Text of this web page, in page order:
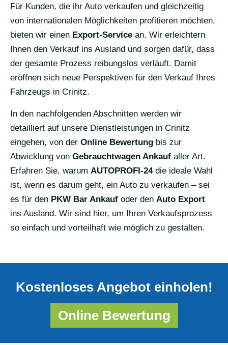
Für Kunden, die ihr Auto verkaufen und gleichzeitig
von internationalen Möglichkeiten profitieren möchten,
bieten wir einen Export-Service an. Wir erleichtern
Ihnen den Verkauf ins Ausland und sorgen dafür, dass
der gesamte Prozess reibungslos verläuft. Damit
eröffnen sich neue Perspektiven für den Verkauf Ihres
Fahrzeugs in Crinitz.
In den nachfolgenden Abschnitten werden wir
detailliert auf unsere Dienstleistungen in Crinitz
eingehen, von der Online Bewertung bis zur
Abwicklung von Gebrauchtwagen Ankauf aller Art.
Erfahren Sie, warum AUTOPROFI-24die ideale Wahl
ist, wenn es darum geht, ein Auto zu verkaufen – sei
es für den PKW Bar Ankauf oder den Auto Export
ins Ausland. Wir sind hier, um Ihren Verkaufsprozess
so einfach und vorteilhaft wie möglich zu gestalten.
Kostenloses Angebot einholen!
Online Bewertung